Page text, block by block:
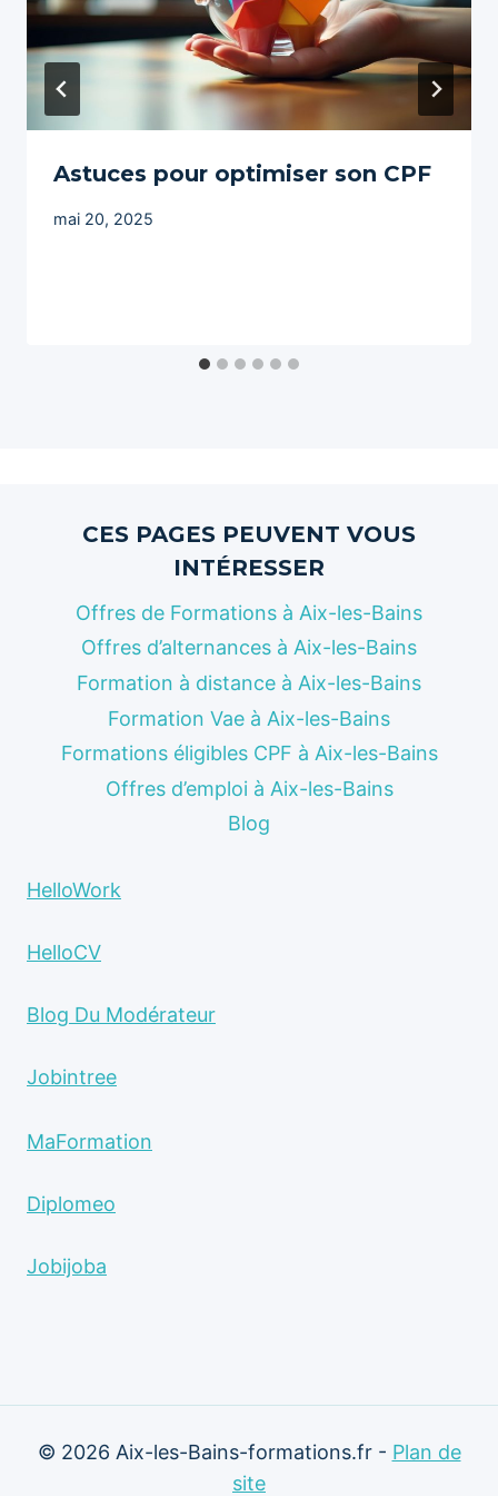
Astuces pour optimiser son CPF
mai 20, 2025
CES PAGES PEUVENT VOUS
INTÉRESSER
Offres de Formations à Aix-les-Bains
Offres d’alternances à Aix-les-Bains
Formation à distance à Aix-les-Bains
Formation Vae à Aix-les-Bains
Formations éligibles CPF à Aix-les-Bains
Offres d’emploi à Aix-les-Bains
Blog
HelloWork
HelloCV
Blog Du Modérateur
Jobintree
MaFormation
Diplomeo
Jobijoba
© 2026 Aix-les-Bains-formations.fr - Plan de
site